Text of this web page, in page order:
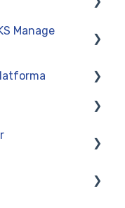
Manage
sistemomis
programos
produktų